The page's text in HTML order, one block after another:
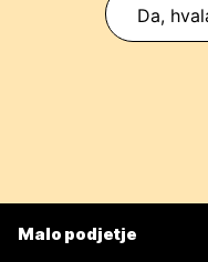
Da,
Malo podjetje